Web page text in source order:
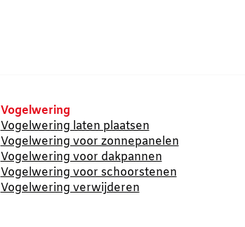
Vogelwering
Vogelwering laten plaatsen
Vogelwering voor zonnepanelen
Vogelwering voor dakpannen
Vogelwering voor schoorstenen
Vogelwering verwijderen